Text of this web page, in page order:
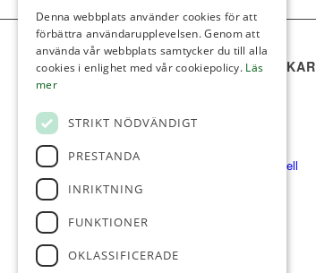
SNABBA LÄNKAR
Boka starttid
Restaurang & Hotell
Denna webbplats använder cookies för att
förbättra användarupplevelsen. Genom att
använda vår webbplats samtycker du till alla
cookies i enlighet med vår cookiepolicy. Läs
mer
STRIKT NÖDVÄNDIGT
PRESTANDA
INRIKTNING
FUNKTIONER
OKLASSIFICERADE